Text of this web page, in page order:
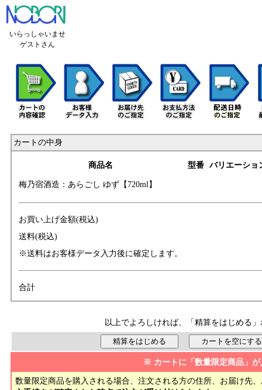
いらっしゃいませ
ゲストさん
カートの中身
商品名 型番 バリエーショ
梅乃宿酒造：あら ごし ゆず【720ml】
お買い上げ金額(税込)
送料(税込)
※送料はお客様データ入力後に確定します。
合計
以上でよろしければ、「精算をはじめる
※ カートに「数量限定商品」
数量限定商品を購入される場合、注文される方の住所、お届け先